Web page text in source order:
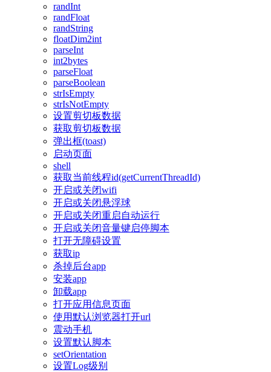
randInt
randFloat
randString
floatDim2int
parseInt
int2bytes
parseFloat
parseBoolean
strIsEmpty
strIsNotEmpty
设置剪切板数据
获取剪切板数据
弹出框(toast)
启动页面
shell
获取当前线程id(getCurrentThreadId)
开启或关闭wifi
开启或关闭悬浮球
开启或关闭重启自动运行
开启或关闭音量键启停脚本
打开无障碍设置
获取ip
杀掉后台app
安装app
卸载app
打开应用信息页面
使用默认浏览器打开url
震动手机
设置默认脚本
setOrientation
设置Log级别